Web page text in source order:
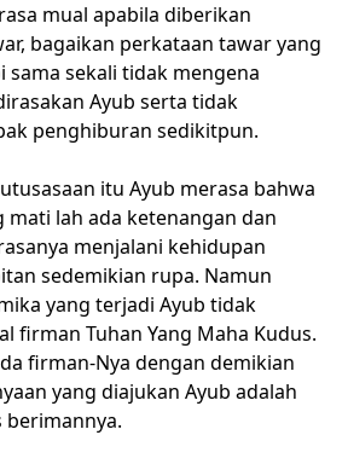
mual apabila diberikan
bagaikan perkataan tawar yang
sama sekali tidak mengena
Ayub serta tidak
penghiburan sedikitpun.
itu Ayub merasa bahwa
lah ada ketenangan dan
menjalani kehidupan
sedemikian rupa. Namun
yang terjadi Ayub tidak
firman Tuhan Yang Maha Kudus.
firman-Nya dengan demikian
yang diajukan Ayub adalah
berimannya.